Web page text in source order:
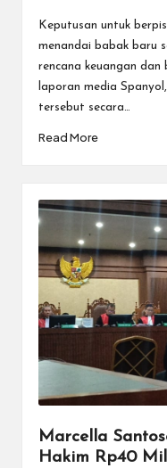
byKeputusan untuk
menandai babak baru
rencana keuangan
laporan media
tersebut secara…
Read More
Marcella
Hakim Rp40